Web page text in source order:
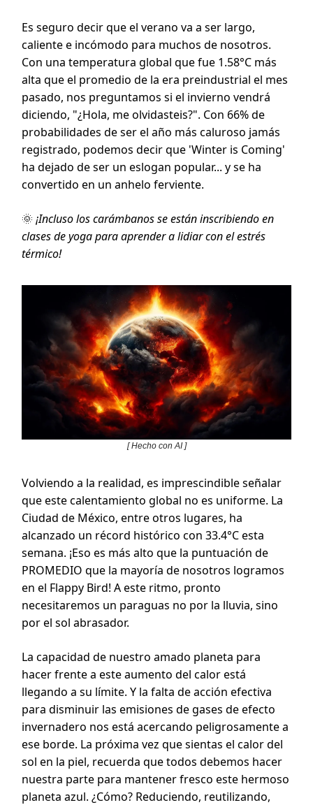
Es seguro decir que el verano va a ser largo,
caliente e incómodo para muchos de nosotros.
Con una temperatura global que fue 1.58°C más
alta que el promedio de la era preindustrial el mes
pasado, nos preguntamos si el invierno vendrá
diciendo, "¿Hola, me olvidasteis?". Con 66% de
probabilidades de ser el año más caluroso jamás
registrado, podemos decir que 'Winter is Coming'
ha dejado de ser un eslogan popular... y se ha
convertido en un anhelo ferviente.
🌞 ¡Incluso los carámbanos se están inscribiendo en
clases de yoga para aprender a lidiar con el estrés
térmico!
[ Hecho con AI ]
Volviendo a la realidad, es imprescindible señalar
que este calentamiento global no es uniforme. La
Ciudad de México, entre otros lugares, ha
alcanzado un récord histórico con 33.4°C esta
semana. ¡Eso es más alto que la puntuación de
PROMEDIO que la mayoría de nosotros logramos
en el Flappy Bird! A este ritmo, pronto
necesitaremos un paraguas no por la lluvia, sino
por el sol abrasador.
La capacidad de nuestro amado planeta para
hacer frente a este aumento del calor está
llegando a su límite. Y la falta de acción efectiva
para disminuir las emisiones de gases de efecto
invernadero nos está acercando peligrosamente a
ese borde. La próxima vez que sientas el calor del
sol en la piel, recuerda que todos debemos hacer
nuestra parte para mantener fresco este hermoso
planeta azul. ¿Cómo? Reduciendo, reutilizando,